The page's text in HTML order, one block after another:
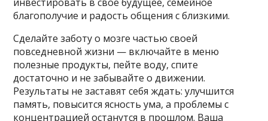
благополучие и радость общения с близкими.
Сделайте заботу о мозге частью своей
повседневной жизни — включайте в меню
полезные продукты, пейте воду, спите
достаточно и не забывайте о движении.
Результаты не заставят себя ждать: улучшится
память, повысится ясность ума, а проблемы с
концентрацией останутся в прошлом. Ваша